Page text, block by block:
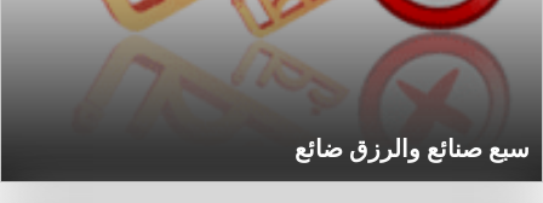
سبع صنائع والرزق ضائع